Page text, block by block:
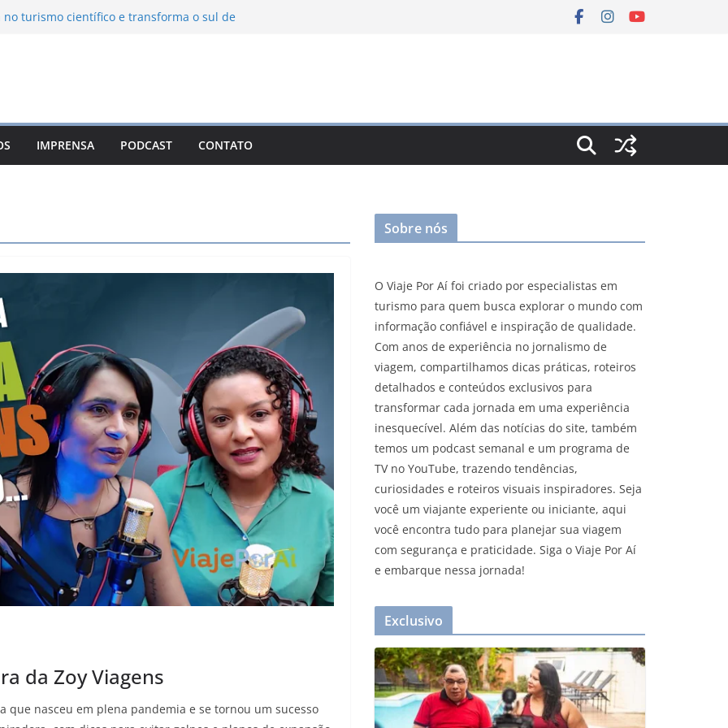
turismo científico e transforma o sul de
Campos do Jordão
León: o Pueblo Mágico com ruas
e turismo à beira da represa
IMPRENSA PODCAST CONTATO
da Zoy Viagens
que nasceu em plena pandemia e se tornou um sucesso
Sobre nós
O Viaje Por Aí foi criado por especialistas em
turismo para quem busca explorar o mundo com
informação confiável e inspiração de qualidade.
Com anos de experiência no jornalismo de
viagem, compartilhamos dicas práticas, roteiros
detalhados e conteúdos exclusivos para
transformar cada jornada em uma experiência
inesquecível. Além das notícias do site, também
temos um podcast semanal e um programa de
TV no YouTube, trazendo tendências,
curiosidades e roteiros visuais inspiradores. Seja
você um viajante experiente ou iniciante, aqui
você encontra tudo para planejar sua viagem
com segurança e praticidade. Siga o Viaje Por Aí
e embarque nessa jornada!
Exclusivo